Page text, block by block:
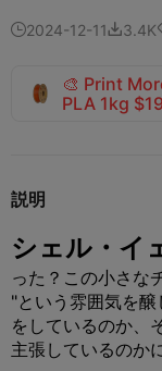
2024-12-113.4K
🎨 Print
PLA 1kg
説明
シェル・イ
った？この小さな
"という雰囲気を
をしているのか、
主張しているのか